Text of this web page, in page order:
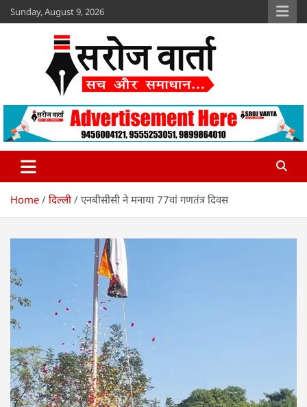
Skip
to
Sunday, August 9, 2026
Sroj Varta
www.srojvarta.in
Home दिल्ली एनबीसीसी ने मनाया 77वां गणतंत्र दिवस